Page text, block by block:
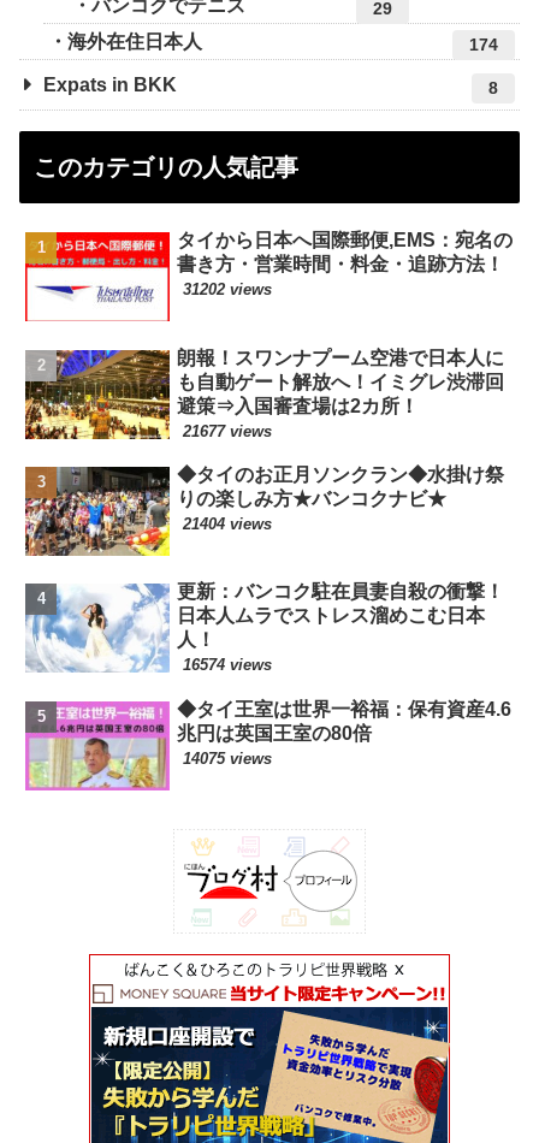
バンコクでテニス 29
海外在住日本人 174
Expats in BKK 8
このカテゴリの人気記事
タイから日本へ国際郵便,EMS：宛名の
書き方・営業時間・料金・追跡方法！
31202 views
朗報！スワンナプーム空港で日本人に
も自動ゲート解放へ！イミグレ渋滞回
避策⇒入国審査場は2カ所！
21677 views
◆タイのお正月ソンクラン◆水掛け祭
りの楽しみ方★バンコクナビ★
21404 views
更新：バンコク駐在員妻自殺の衝撃！
日本人ムラでストレス溜めこむ日本
人！
16574 views
◆タイ王室は世界一裕福：保有資産4.6
兆円は英国王室の80倍
14075 views